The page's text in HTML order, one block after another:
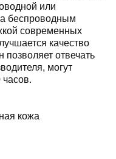
или
беспроводным
современных
качество
отвечать
могут
часов.
кожа